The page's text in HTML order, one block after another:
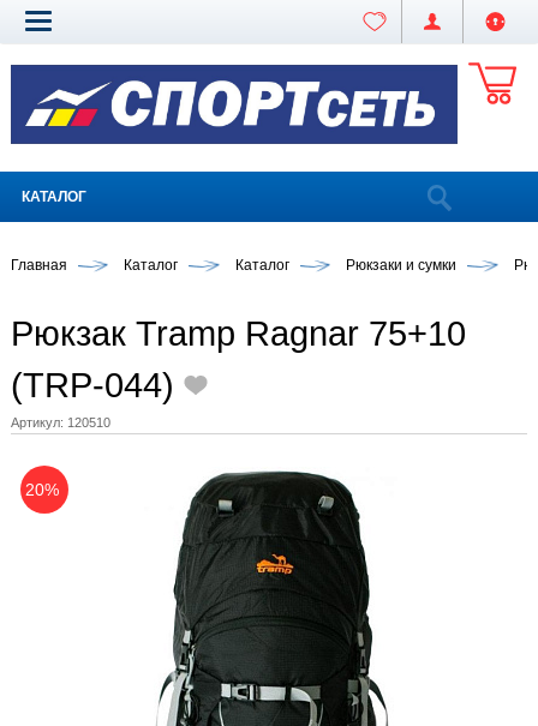
КАТАЛОГ
Главная Каталог Каталог Рюкзаки и сумки
Рюкзак Tramp Ragnar 75+10
(TRP-044)
Артикул: 120510
20%